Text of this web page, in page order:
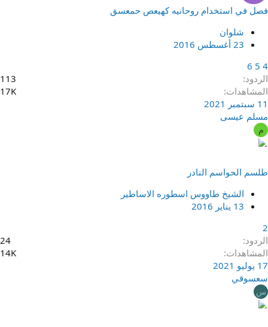
فصل في استخدام روحانيه كهيعص حمعسق
شلوان
23 أغسطس 2016
4
5
6
الردود
113
المشاهدات
17K
11 سبتمبر 2021
مسلم عيسى
م
طلسم الحواسم النادر
الشيخ طاووس اسطوره الاساطير
13 يناير 2016
2
الردود
24
المشاهدات
14K
17 يوليو 2021
سعسوقي
س